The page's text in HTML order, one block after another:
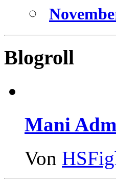
Blogroll
Mani
Von